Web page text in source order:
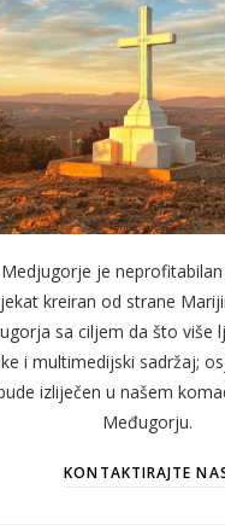
Medjugorje je
kreiran od strane
sa ciljem da što više
i multimedijski sadržaj;
izliječen u našem
Međugorju.
KONTAKTIRAJTE